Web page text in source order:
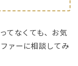
てなくても、お気
ァーに相談してみ